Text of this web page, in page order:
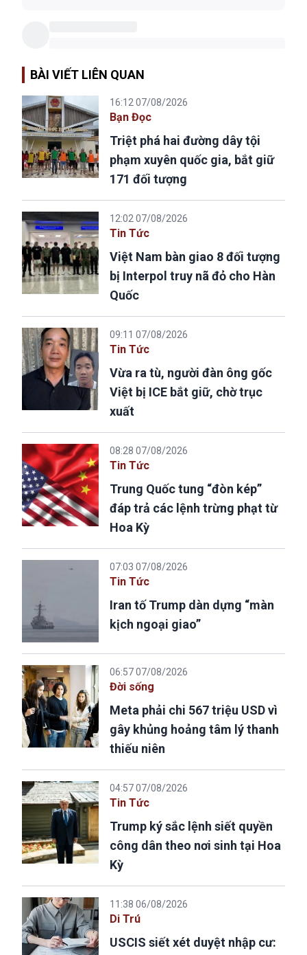
BÀI VIẾT LIÊN QUAN
16:12 07/08/2026
Bạn Đọc
Triệt phá hai đường dây tội
phạm xuyên quốc gia, bắt giữ
171 đối tượng
12:02 07/08/2026
Tin Tức
Việt Nam bàn giao 8 đối tượng
bị Interpol truy nã đỏ cho Hàn
Quốc
09:11 07/08/2026
Tin Tức
Vừa ra tù, người đàn ông gốc
Việt bị ICE bắt giữ, chờ trục
xuất
08:28 07/08/2026
Tin Tức
Trung Quốc tung “đòn kép”
đáp trả các lệnh trừng phạt từ
Hoa Kỳ
07:03 07/08/2026
Tin Tức
Iran tố Trump dàn dựng “màn
kịch ngoại giao”
06:57 07/08/2026
Đời sống
Meta phải chi 567 triệu USD vì
gây khủng hoảng tâm lý thanh
thiếu niên
04:57 07/08/2026
Tin Tức
Trump ký sắc lệnh siết quyền
công dân theo nơi sinh tại Hoa
Kỳ
11:38 06/08/2026
Di Trú
USCIS siết xét duyệt nhập cư: